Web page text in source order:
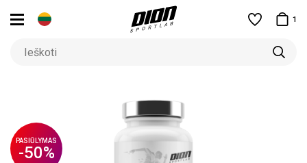
1
PASIŪLYMAS
-50%